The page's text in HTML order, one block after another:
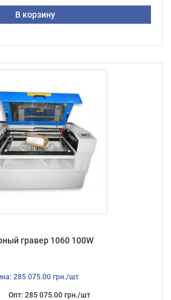
В корзину
гравер 1060 100W
285 075.00 грн./шт
Опт: 285 075.00 грн./шт